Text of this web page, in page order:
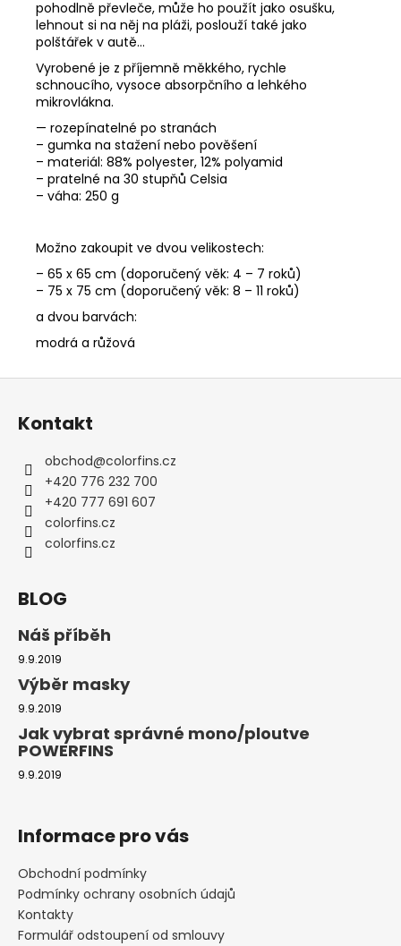
pohodlně převleče, může ho použít jako osušku,
lehnout si na něj na pláži, poslouží také jako
polštářek v autě…
Vyrobené je z příjemně měkkého, rychle
schnoucího, vysoce absorpčního a lehkého
mikrovlákna.
— rozepínatelné po stranách
– gumka na stažení nebo pověšení
– materiál: 88% polyester, 12% polyamid
– pratelné na 30 stupňů Celsia
– váha: 250 g
Možno zakoupit ve dvou velikostech:
– 65 x 65 cm (doporučený věk: 4 – 7 roků)
– 75 x 75 cm (doporučený věk: 8 – 11 roků)
a dvou barvách:
modrá a růžová
Z
Kontakt
obchod@colorfins.cz
+420 776 232 700
+420 777 691 607
colorfins.cz
colorfins.cz
BLOG
Náš příběh
9.9.2019
Výběr masky
9.9.2019
Jak vybrat správné mono/ploutve
POWERFINS
9.9.2019
Informace pro vás
Obchodní podmínky
Podmínky ochrany osobních údajů
Kontakty
Formulář odstoupení od smlouvy